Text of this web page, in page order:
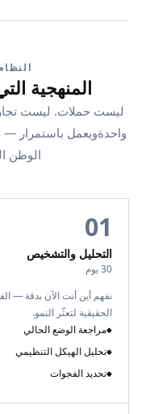
المنهجية التي
ليست حملات. ليست
واحدةويعمل باستمرار
الوطن
01
التحليل والتشخيص
30 يوم
نفهم أين أنت الآن بدقة —
الحقيقية لتعثّر النمو.
◆مراجعة الوضع الحالي
◆تحليل الهيكل التنظيمي
◆تحديد الفجوات